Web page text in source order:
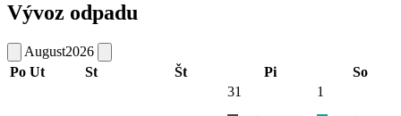
Vývoz odpadu
August2026
Po Ut St Št Pi So
31
1